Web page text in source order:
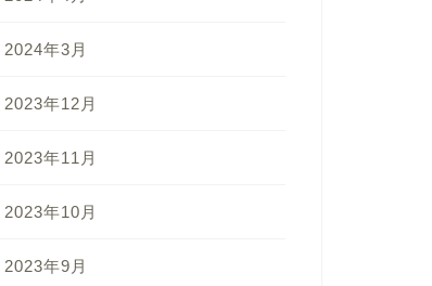
2024年3月
2023年12月
2023年11月
2023年10月
2023年9月